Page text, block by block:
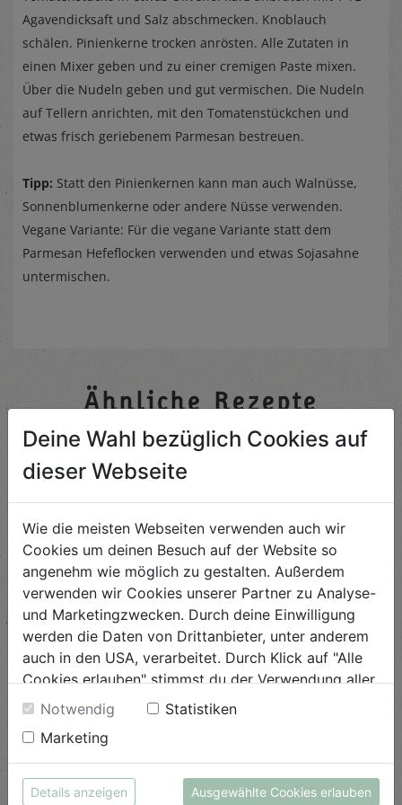
Agavendicksaft und Salz abschmecken. Knoblauch
schälen. Pinienkerne trocken anrösten. Alle Zutaten in
einen Mixer geben und zu einer cremigen Paste mixen.
Über die Nudeln geben und gut vermischen. Die Nudeln
auf Tellern anrichten, mit den Tomatenstückchen und
etwas frisch geriebenem Parmesan bestreuen.
Tipp: Statt den Pinienkernen kann man auch Walnüsse,
Sonnenblumenkerne oder andere Nüsse verwenden.
Vegane Variante: Für die vegane Variante statt dem
Parmesan Hefeflocken verwenden und etwas Sojasahne
untermischen.
Ähnliche Rezepte
Fenchel nepalesisch
Schwierigkeit
leicht
ANSEHEN
Brokkoli Curry
leicht
Deine Wahl bezüglich Cookies auf
dieser Webseite
Wie die meisten Webseiten verwenden auch wir
Cookies um deinen Besuch auf der Website so
angenehm wie möglich zu gestalten. Außerdem
verwenden wir Cookies unserer Partner zu Analyse-
und Marketingzwecken. Durch deine Einwilligung
werden die Daten von Drittanbieter, unter anderem
auch in den USA, verarbeitet. Durch Klick auf "Alle
Cookies erlauben" stimmst du der Verwendung aller
Cookies zu. Unter "Details anzeigen" findest du alle
Infos zu den unterschiedlichen Cookies, du kannst
auch entscheiden, welche Cookies du erlauben
möchtest.
Weitere Informationen findest du in unserer
Notwendig
Statistiken
Marketing
Details anzeigen Ausgewählte Cookies erlauben